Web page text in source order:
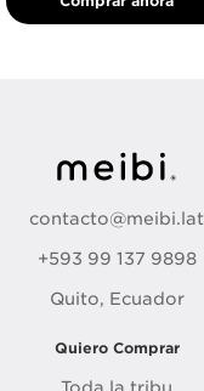
contacto@meibi.lat
+593 99 137 9898
Quito, Ecuador
Quiero Comprar
Toda la tribu